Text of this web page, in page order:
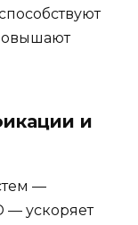
и
—
— ускоряет